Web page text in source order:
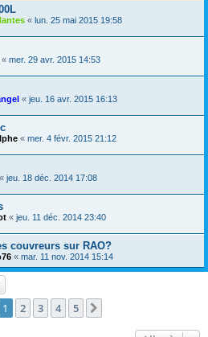
« lun. 25 mai 2015 19:58
« mer. 29 avr. 2015 14:53
« jeu. 16 avr. 2015 16:13
« mer. 4 févr. 2015 21:12
« jeu. 18 déc. 2014 17:08
« jeu. 11 déc. 2014 23:40
couvreurs sur RAO?
« mar. 11 nov. 2014 15:14
1 2 3 4 5